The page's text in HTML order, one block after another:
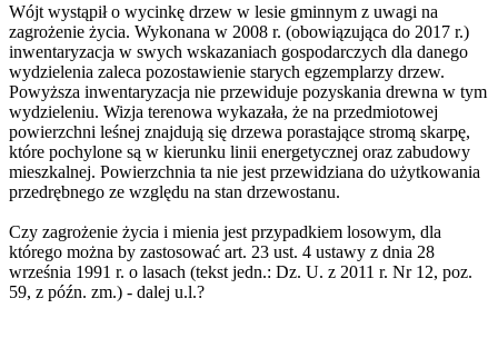
Wójt wystąpił o wycinkę drzew w lesie gminnym z uwagi na
zagrożenie życia. Wykonana w 2008 r. (obowiązująca do 2017 r.)
inwentaryzacja w swych wskazaniach gospodarczych dla danego
wydzielenia zaleca pozostawienie starych egzemplarzy drzew.
Powyższa inwentaryzacja nie przewiduje pozyskania drewna w tym
wydzieleniu. Wizja terenowa wykazała, że na przedmiotowej
powierzchni leśnej znajdują się drzewa porastające stromą skarpę,
które pochylone są w kierunku linii energetycznej oraz zabudowy
mieszkalnej. Powierzchnia ta nie jest przewidziana do użytkowania
przedrębnego ze względu na stan drzewostanu.
Czy zagrożenie życia i mienia jest przypadkiem losowym, dla
którego można by zastosować art. 23 ust. 4 ustawy z dnia 28
września 1991 r. o lasach (tekst jedn.: Dz. U. z 2011 r. Nr 12, poz.
59, z późn. zm.) - dalej u.l.?